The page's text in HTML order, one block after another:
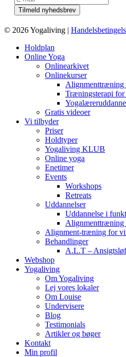
© 2026 Yogaliving |
Holdplan
Online Yoga
Onlinearkivet
Onlinekurser
Alignmenttræning
Træningsterapi
Gratis videoer
Vi tilbyder
Priser
Holdtyper
Yogaliving KLUB
Online yoga
Enetimer
Events
Workshops
Retreats
Uddannelser
Uddannelse i
Alignmenttræning
Alignment-træning for
Behandlinger
A.L.T –
Webshop
Yogaliving
Om Yogaliving
Lej vores lokaler
Om Louise
Undervisere
Blog
Testimonials
Artikler og bøger
Kontakt
Min profil